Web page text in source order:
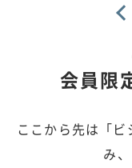
会員限
ここから先は「
み